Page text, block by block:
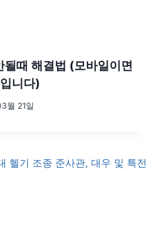
될때 해결법 (모바일이면
니다)
월 21일